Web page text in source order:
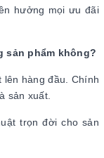
hưởng mọi ưu đãi
sản phẩm không?
hàng đầu. Chính
sản xuất.
trọn đời cho sản